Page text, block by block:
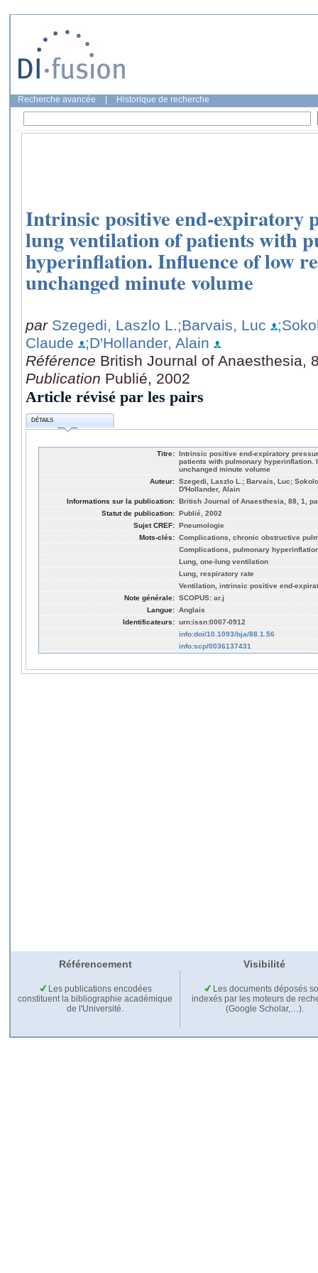
Recherche avancée Historique de recherche
Intrinsic positive end-expiratory
lung ventilation of patients with
hyperinflation. Influence of low
unchanged minute volume
par Szegedi, Laszlo L.;Barvais, Luc
Claude
;D'Hollander, Alain
Référence British Journal of Anaesthesia,
Publication Publié, 2002
Article révisé par les pairs
DÉTAILS
Titre: Intrinsic positive end-expiratory
patients with pulmonary hyperinflation.
unchanged minute volume
Auteur: Szegedi, Laszlo L.; Barvais, Luc;
D'Hollander, Alain
Informations sur la publication: British Journal of Anaesthesia, 88, 1,
Statut de publication: Publié, 2002
Sujet CREF: Pneumologie
Mots-clés: Complications, chronic obstructive
Complications, pulmonary
Lung, one-lung ventilation
Lung, respiratory rate
Ventilation, intrinsic positive end-
Note générale: SCOPUS: ar.j
Langue: Anglais
Identificateurs: urn:issn:0007-0912
info:doi/10.1093/bja/88.1.56
info:scp/0036137431
Référencement Visibilité
Les publications encodées
constituent la bibliographie académique
de l'Université.
Les documents déposés
indexés par les moteurs de
(Google Scholar,…).